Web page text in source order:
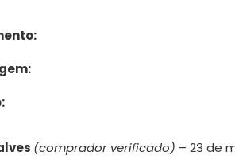
(comprador verificado) – 23 de